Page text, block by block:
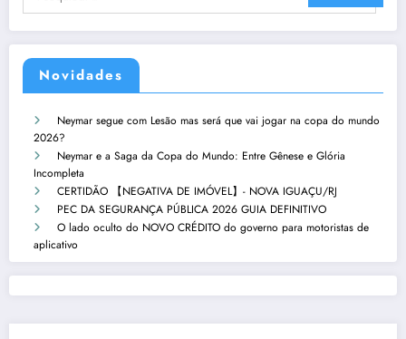
Novidades
Neymar segue com Lesão mas será que vai jogar na copa do mundo
2026?
Neymar e a Saga da Copa do Mundo: Entre Gênese e Glória
Incompleta
CERTIDÃO 【NEGATIVA DE IMÓVEL】- NOVA IGUAÇU/RJ
PEC DA SEGURANÇA PÚBLICA 2026 GUIA DEFINITIVO
O lado oculto do NOVO CRÉDITO do governo para motoristas de
aplicativo